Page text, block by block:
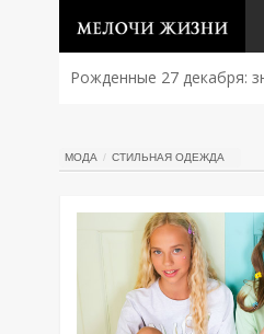
Рожденные 27 декабря:
МОДА СТИЛЬНАЯ ОДЕЖДА